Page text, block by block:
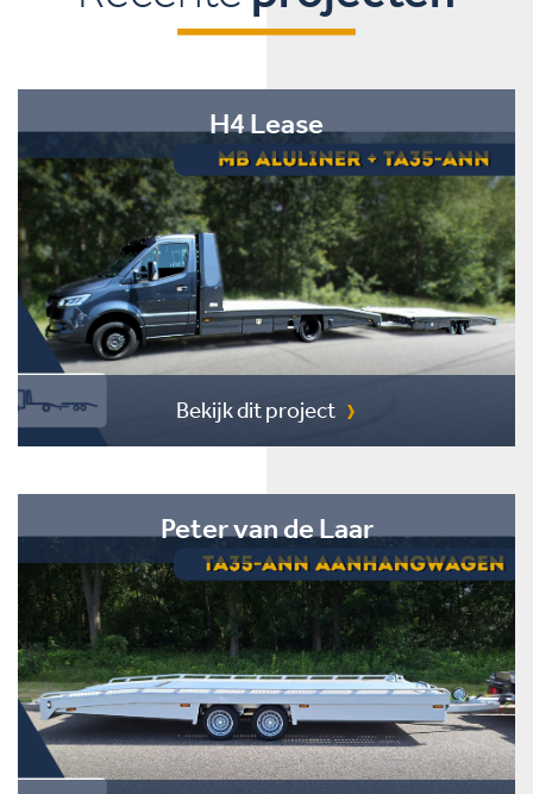
H4 Lease
Bekijk dit project
Peter van de Laar